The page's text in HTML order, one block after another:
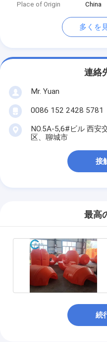
Place of Origin
China
多くを
連絡
Mr. Yuan
0086 152 2428 5781
NO.5A-5,6#ビル 西安
区、聊城市
接
最高
続